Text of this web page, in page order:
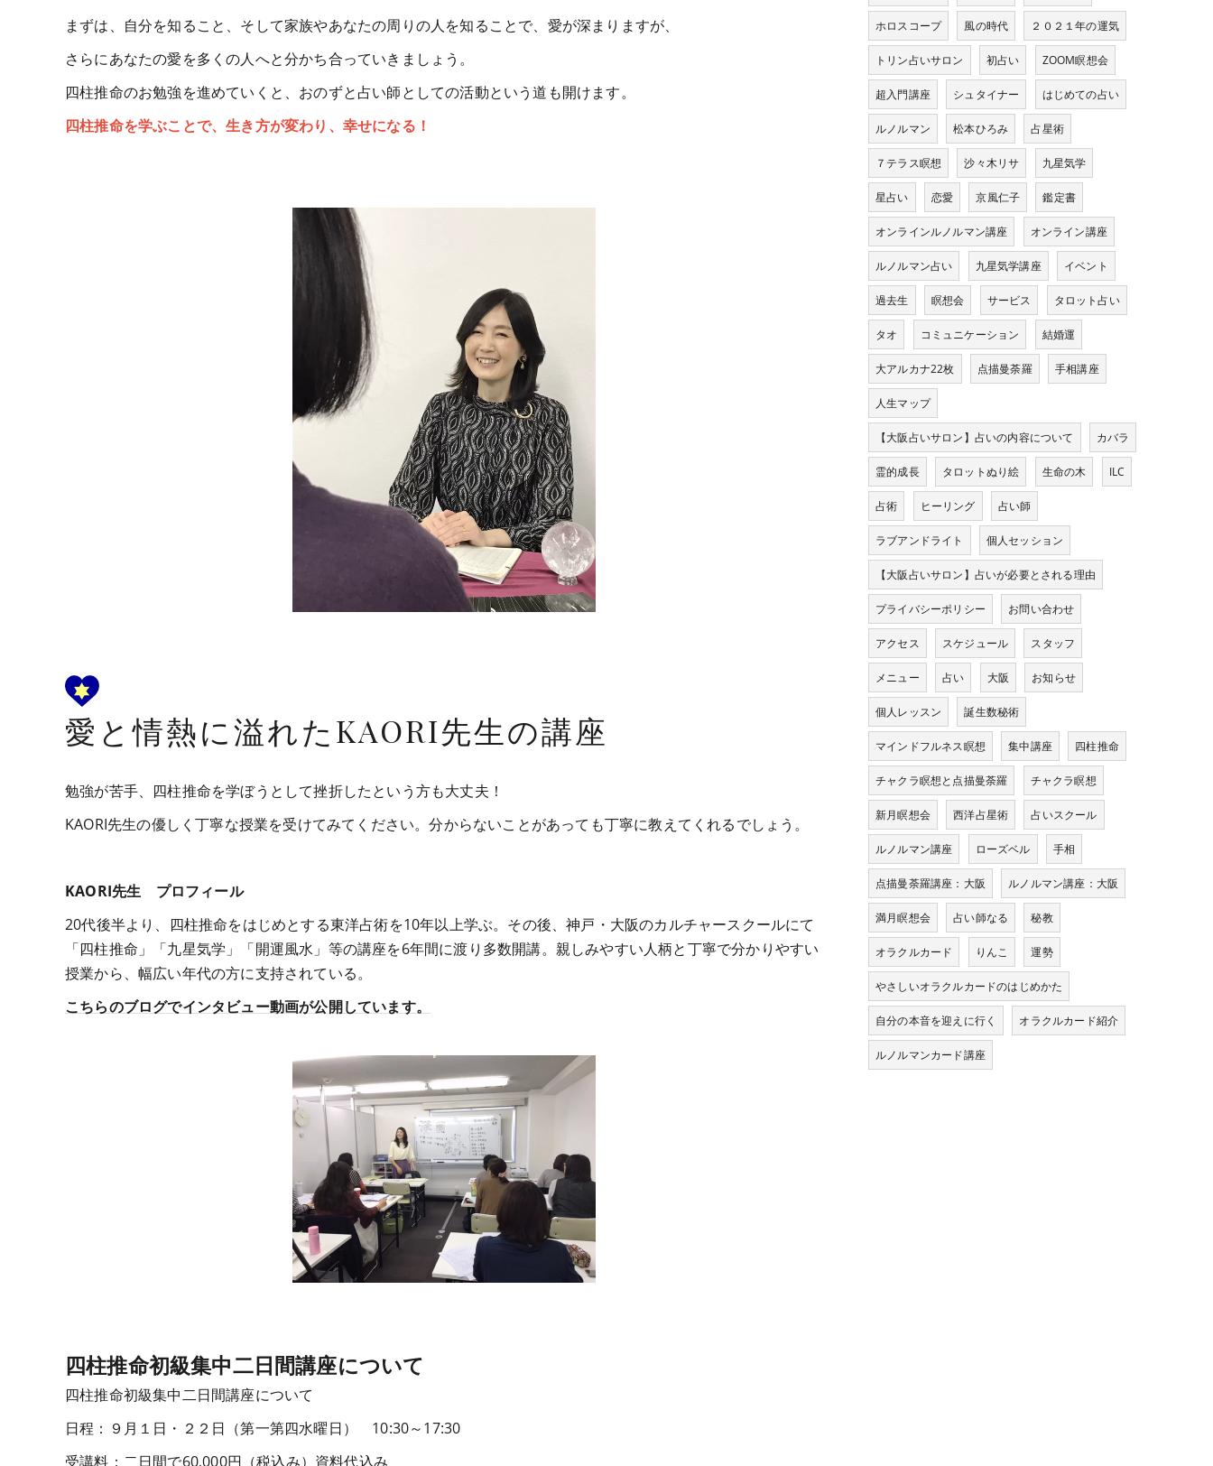
まずは、自分を知ること、そして家族やあなたの周りの人を知ることで、愛が深まりますが、
さらにあなたの愛を多くの人へと分かち合っていきましょう。
四柱推命のお勉強を進めていくと、おのずと占い師としての活動という道も開けます。
四柱推命を学ぶことで、生き方が変わり、幸せになる！
愛と情熱に溢れたKAORI先生の講座
勉強が苦手、四柱推命を学ぼうとして挫折したという方も大丈夫！
KAORI先生の優しく丁寧な授業を受けてみてください。分からないことがあっても丁寧に教えてくれるでしょう。
KAORI先生 プロフィール
20代後半より、四柱推命をはじめとする東洋占術を10年以上学ぶ。その後、神戸・大阪のカルチャースクールにて
「四柱推命」「九星気学」「開運風水」等の講座を6年間に渡り多数開講。親しみやすい人柄と丁寧で分かりやすい
授業から、幅広い年代の方に支持されている。
こちらのブログでインタビュー動画が公開しています。
四柱推命初級集中二日間講座について
四柱推命初級集中二日間講座について
日程：９月１日・２２日（第一第四水曜日） 10:30～17:30
受講料：二日間で60,000円（税込み）資料代込み
ホロスコープ 風の時代 ２０２１年の運気
トリン占いサロン 初占い ZOOM瞑想会
超入門講座 シュタイナー はじめての占い
ルノルマン 松本ひろみ 占星術
７テラス瞑想 沙々木リサ 九星気学
星占い 恋愛 京風仁子 鑑定書
オンラインルノルマン講座 オンライン講座
ルノルマン占い 九星気学講座 イベント
過去生 瞑想会 サービス タロット占い
タオ コミュニケーション 結婚運
大アルカナ22枚 点描曼荼羅 手相講座
人生マップ
【大阪占いサロン】占いの内容について カバラ
霊的成長 タロットぬり絵 生命の木 ILC
占術 ヒーリング 占い師
ラブアンドライト 個人セッション
【大阪占いサロン】占いが必要とされる理由
プライバシーポリシー お問い合わせ
アクセス スケジュール スタッフ
メニュー 占い 大阪 お知らせ
個人レッスン 誕生数秘術
マインドフルネス瞑想 集中講座 四柱推命
チャクラ瞑想と点描曼荼羅 チャクラ瞑想
新月瞑想会 西洋占星術 占いスクール
ルノルマン講座 ローズベル 手相
点描曼荼羅講座：大阪 ルノルマン講座：大阪
満月瞑想会 占い師なる 秘教
オラクルカード りんこ 運勢
やさしいオラクルカードのはじめかた
自分の本音を迎えに行く オラクルカード紹介
ルノルマンカード講座